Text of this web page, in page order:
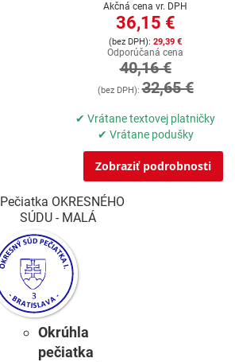
Akčná cena vr. DPH
36,15 €
29,39 €
Odporúčaná cena
40,16 €
32,65 €
✔ Vrátane textovej platničky
✔ Vrátane podušky
Zobraziť podrobnosti
Pečiatka OKRESNÉHO
SÚDU - MALÁ
Okrúhla
pečiatka